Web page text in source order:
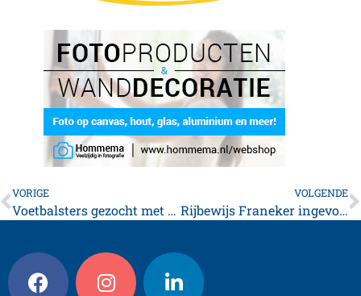
VORIGE
Voetbalsters gezocht met ambitie!
VOLGENDE
Rijbewijs Franeker ingevorderd